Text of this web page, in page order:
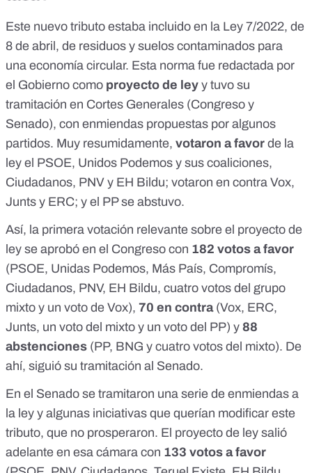
Este nuevo tributo estaba incluido en la Ley 7/2022, de
8 de abril, de residuos y suelos contaminados para
una economía circular. Esta norma fue redactada por
el Gobierno como proyecto de ley y tuvo su
tramitación en Cortes Generales (Congreso y
Senado), con enmiendas propuestas por algunos
partidos. Muy resumidamente, votaron a favor de la
ley el PSOE, Unidos Podemos y sus coaliciones,
Ciudadanos, PNV y EH Bildu; votaron en contra Vox,
Junts y ERC; y el PP se abstuvo.
Así, la primera votación relevante sobre el proyecto de
ley se aprobó en el Congreso con 182 votos a favor
(PSOE, Unidas Podemos, Más País, Compromís,
Ciudadanos, PNV, EH Bildu, cuatro votos del grupo
mixto y un voto de Vox), 70 en contra(Vox, ERC,
Junts, un voto del mixto y un voto del PP) y 88
abstenciones (PP, BNG y cuatro votos del mixto). De
ahí, siguió su tramitación al Senado.
En el Senado se tramitaron una serie de enmiendas a
la ley y algunas iniciativas que querían modificar este
tributo, que no prosperaron. El proyecto de ley salió
adelante en esa cámara con 133 votos a favor